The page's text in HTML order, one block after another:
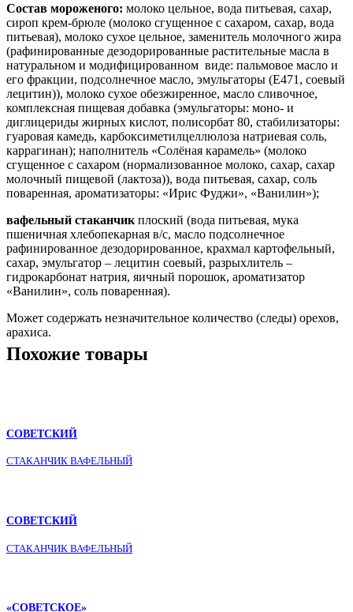
Состав мороженого: молоко цельное, вода питьевая, сахар,
сироп крем-брюле (молоко сгущенное с сахаром, сахар, вода
питьевая), молоко сухое цельное, заменитель молочного жира
(рафинированные дезодорированные растительные масла в
натуральном и модифицированном виде: пальмовое масло и
его фракции, подсолнечное масло, эмульгаторы (Е471, соевый
лецитин)), молоко сухое обезжиренное, масло сливочное,
комплексная пищевая добавка (эмульгаторы: моно- и
диглицериды жирных кислот, полисорбат 80, стабилизаторы:
гуаровая камедь, карбоксиметилцеллюлоза натриевая соль,
каррагинан); наполнитель «Солёная карамель» (молоко
сгущенное с сахаром (нормализованное молоко, сахар, сахар
молочный пищевой (лактоза)), вода питьевая, сахар, соль
поваренная, ароматизаторы: «Ирис Фуджи», «Ванилин»);
вафельный стаканчик плоский (вода питьевая, мука
пшеничная хлебопекарная в/с, масло подсолнечное
рафинированное дезодорированное, крахмал картофельный,
сахар, эмульгатор – лецитин соевый, разрыхлитель –
гидрокарбонат натрия, яичный порошок, ароматизатор
«Ванилин», соль поваренная).
Может содержать незначительное количество (следы) орехов,
арахиса.
Похожие товары
СОВЕТСКИЙ
СТАКАНЧИК ВАФЕЛЬНЫЙ
СОВЕТСКИЙ
СТАКАНЧИК ВАФЕЛЬНЫЙ
«СОВЕТСКОЕ»